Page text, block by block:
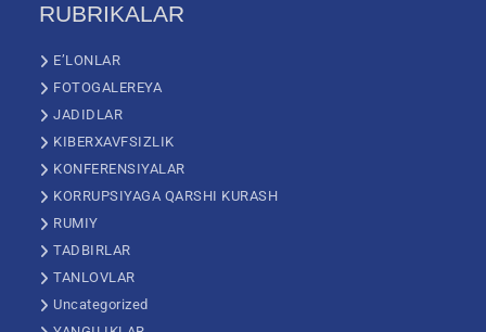
RUBRIKALAR
E’LONLAR
FOTOGALEREYA
JADIDLAR
KIBERXAVFSIZLIK
KONFERENSIYALAR
KORRUPSIYAGA QARSHI KURASH
RUMIY
TADBIRLAR
TANLOVLAR
Uncategorized